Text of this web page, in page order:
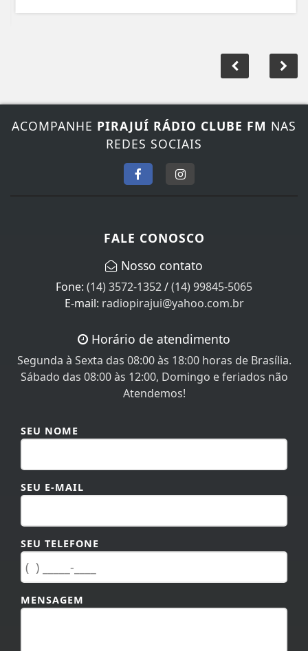
REDES SOCIAIS
(14) 3572-1352/(14) 99845-5065
E-mail:radiopirajui@yahoo.com.br
Segunda à Sexta das 08:00 às 18:00 horas de Brasília.
Sábado das 08:00 às 12:00, Domingo e feriados não
Atendemos!
SEU E-MAIL
SEU TELEFONE
MENSAGEM